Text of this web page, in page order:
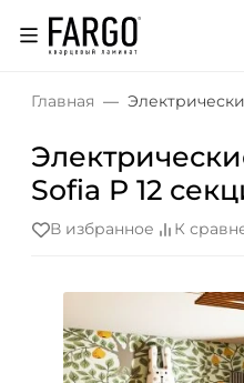
Главная
Sofia P 12
В избранное К